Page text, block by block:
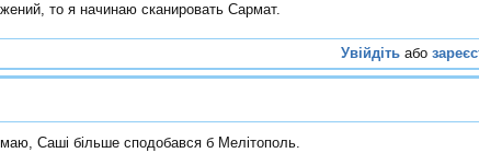
то я начинаю сканировать Сармат.
Увійдіть або
Саші більше сподобався б Мелітополь.